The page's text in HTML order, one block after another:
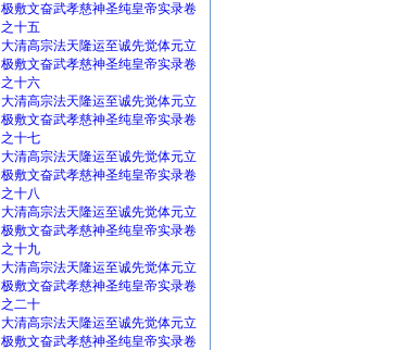
极敷文奋武孝慈神圣纯皇帝实录卷
之十五
大清高宗法天隆运至诚先觉体元立
极敷文奋武孝慈神圣纯皇帝实录卷
之十六
大清高宗法天隆运至诚先觉体元立
极敷文奋武孝慈神圣纯皇帝实录卷
之十七
大清高宗法天隆运至诚先觉体元立
极敷文奋武孝慈神圣纯皇帝实录卷
之十八
大清高宗法天隆运至诚先觉体元立
极敷文奋武孝慈神圣纯皇帝实录卷
之十九
大清高宗法天隆运至诚先觉体元立
极敷文奋武孝慈神圣纯皇帝实录卷
之二十
大清高宗法天隆运至诚先觉体元立
极敷文奋武孝慈神圣纯皇帝实录卷